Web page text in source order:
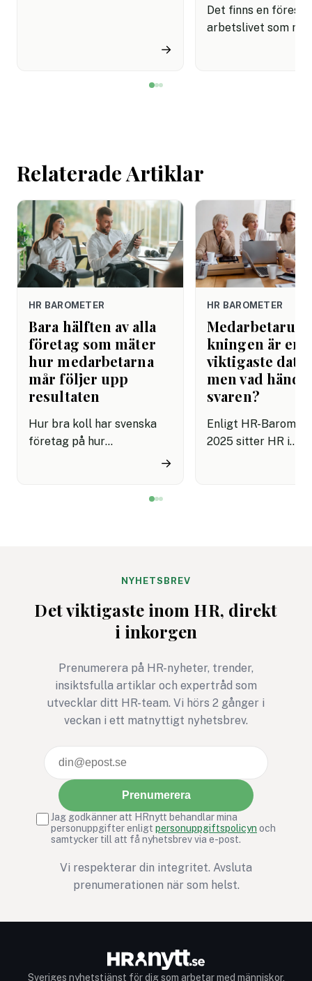
miljon svenskar uppger att
→
Det finns en
arbetslivet som
Relaterade Artiklar
HR BAROMETER
Bara hälften av alla
företag som mäter
hur medarbetarna
mår följer upp
resultaten
Hur bra koll har svenska
företag på hur
hälften av företagen inte
procent som sedan aktivt
→
HR BAROMETER
kningen är er
viktigaste
men vad
svaren?
Enligt HR-
2025 sitter HR i
gång per år eller
utmaningen är att
chefer att faktiskt
med resultaten.
egentligen med
NYHETSBREV
Det viktigaste inom HR, direkt
i inkorgen
Prenumerera på HR-nyheter, trender,
insiktsfulla artiklar och expertråd som
utvecklar ditt HR-team. Vi hörs 2 gånger i
veckan i ett matnyttigt nyhetsbrev.
Prenumerera
Jag godkänner att HRnytt behandlar mina
personuppgifter enligt personuppgiftspolicyn och
samtycker till att få nyhetsbrev via e-post.
Vi respekterar din integritet. Avsluta
prenumerationen när som helst.
Sveriges nyhetstjänst för dig som arbetar med människor,